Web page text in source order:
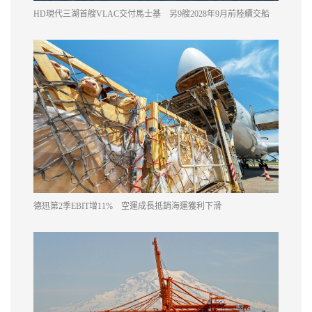
HD現代三湖首艘VLAC交付馬士基 另9艘2028年9月前陸續交船
德迅第2季EBIT增11% 空運成長抵銷海運獲利下滑